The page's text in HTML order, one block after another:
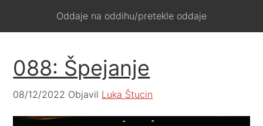
Oddaje na oddihu/pretekle oddaje
088: Špejanje
08/12/2022 Objavil Luka Štucin